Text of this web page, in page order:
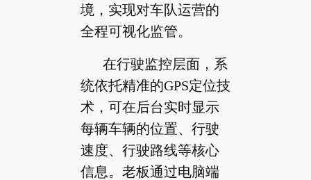
境，实现对车队运营的
全程可视化监管。
在行驶监控层面，系
统依托精准的GPS定位技
术，可在后台实时显示
每辆车辆的位置、行驶
速度、行驶路线等核心
信息。老板通过电脑端